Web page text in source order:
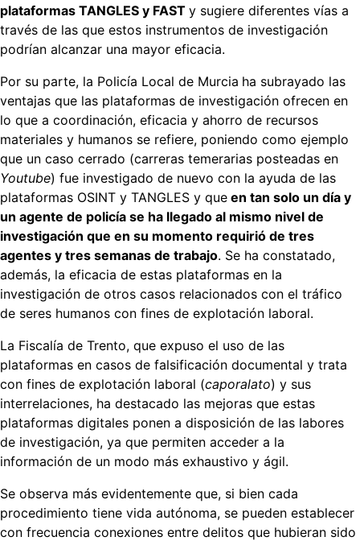
plataformas TANGLES y FAST y sugiere diferentes vías a
través de las que estos instrumentos de investigación
podrían alcanzar una mayor eficacia.
Por su parte, la Policía Local de Murcia ha subrayado las
ventajas que las plataformas de investigación ofrecen en
lo que a coordinación, eficacia y ahorro de recursos
materiales y humanos se refiere, poniendo como ejemplo
que un caso cerrado (carreras temerarias posteadas en
Youtube) fue investigado de nuevo con la ayuda de las
plataformas OSINT y TANGLES y que en tan solo un día y
un agente de policía se ha llegado al mismo nivel de
investigación que en su momento requirió de tres
agentes y tres semanas de trabajo. Se ha constatado,
además, la eficacia de estas plataformas en la
investigación de otros casos relacionados con el tráfico
de seres humanos con fines de explotación laboral.
La Fiscalía de Trento, que expuso el uso de las
plataformas en casos de falsificación documental y trata
con fines de explotación laboral (caporalato) y sus
interrelaciones, ha destacado las mejoras que estas
plataformas digitales ponen a disposición de las labores
de investigación, ya que permiten acceder a la
información de un modo más exhaustivo y ágil.
Se observa más evidentemente que, si bien cada
procedimiento tiene vida autónoma, se pueden establecer
con frecuencia conexiones entre delitos que hubieran sido